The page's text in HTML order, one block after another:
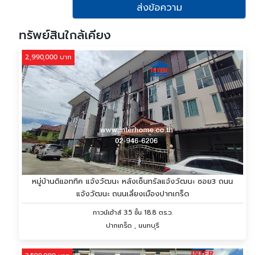
ส่งข้อความ
ทรัพย์สินใกล้เคียง
2,990,000 บาท
หมู่บ้านดิแอททิค แจ้งวัฒนะ หลังเซ็นทรัลแจ้งวัฒนะ ซอย3 ถนน
แจ้งวัฒนะ ถนนเลี่ยงเมืองปากเกร็ด
ทาวน์เฮ้าส์ 3.5 ชั้น 18.8 ตร.ว.
ปากเกร็ด , นนทบุรี